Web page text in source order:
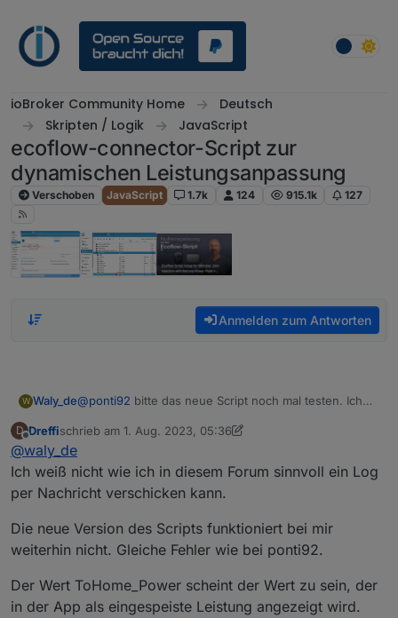
ioBroker Community Home
Deutsch
Skripten / Logik
JavaScript
ecoflow-connector-Script zur
dynamischen Leistungsanpassung
Verschoben JavaScript 1.7k 124 915.1k 127
Anmelden zum Antworten
W Waly_de@ponti92 bitte das neue Script noch mal testen. Ich
Wenn da Einträge mit:
kommen, bitte schicken.
D
Offline
Dreffischrieb am 1. Aug. 2023, 05:36
zuletzt editiert von Dreffi 8. Jan. 2023, 07:49
@waly_de
Ich weiß nicht wie ich in diesem Forum sinnvoll ein Log
per Nachricht verschicken kann.
Die neue Version des Scripts funktioniert bei mir
weiterhin nicht. Gleiche Fehler wie bei ponti92.
Der Wert ToHome_Power scheint der Wert zu sein, der
in der App als eingespeiste Leistung angezeigt wird.